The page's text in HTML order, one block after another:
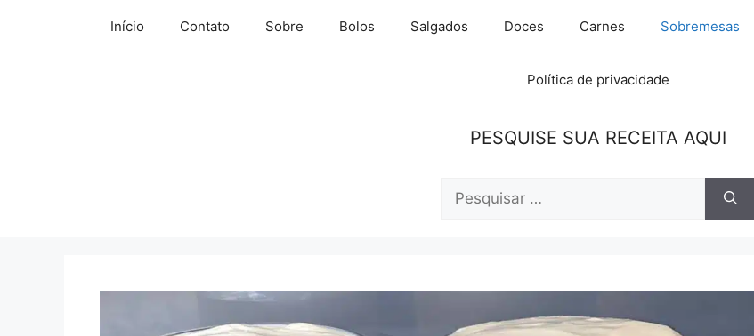
Início Contato Sobre Bolos Salgados Doces Carnes Sobremesas
Política de privacidade
PESQUISE SUA RECEITA AQUI
Pesquisar